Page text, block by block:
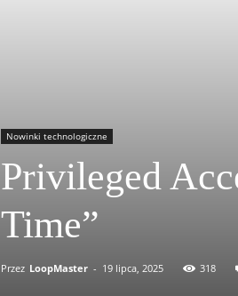
Nowinki technologiczne
Privileged
Time”
Przez LoopMaster - 19 lipca, 2025 318